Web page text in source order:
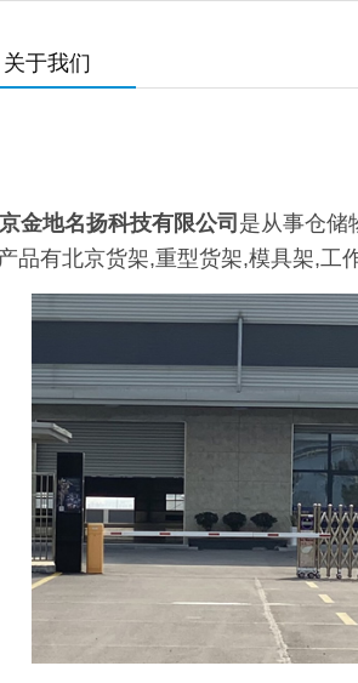
关于我们
金地名扬科技有限公司 是从事仓储
品有北京货架,重型货架,模具架,工